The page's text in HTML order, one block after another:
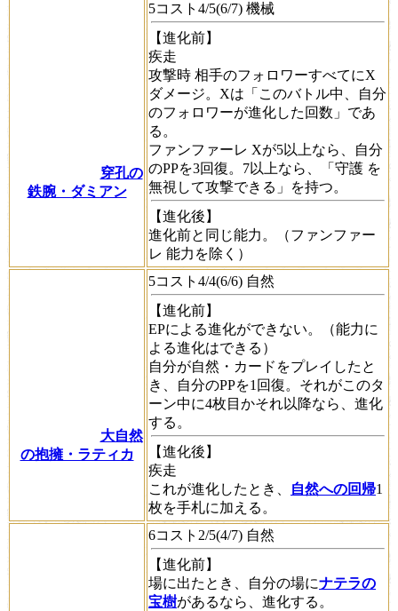
穿孔の
鉄腕・ダミアン
5コスト4/5(6/7) 機械
【進化前】
疾走
攻撃時 相手のフォロワーすべてにX
ダメージ。Xは「このバトル中、自分
のフォロワーが進化した回数」であ
る。
ファンファーレ Xが5以上なら、自分
のPPを3回復。7以上なら、「守護 を
無視して攻撃できる」を持つ。
【進化後】
進化前と同じ能力。（ファンファー
レ 能力を除く）
大自然
の抱擁・ラティカ
5コスト4/4(6/6) 自然
【進化前】
EPによる進化ができない。（能力に
よる進化はできる）
自分が自然・カードをプレイしたと
き、自分のPPを1回復。それがこのタ
ーン中に4枚目かそれ以降なら、進化
する。
【進化後】
疾走
これが進化したとき、
自然への回帰1
枚を手札に加える。
6コスト2/5(4/7) 自然
【進化前】
場に出たとき、自分の場にナテラの
宝樹があるなら、進化する。